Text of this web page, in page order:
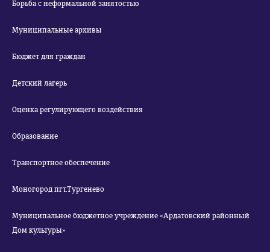
Борьба с неформальной занятостью
Муниципальные архивы
Бюджет для граждан
Детский лагерь
Оценка регулирующего воздействия
Образование
Транспортное обеспечение
Моногород пгт.Тургенево
Муниципальное бюджетное учреждение «Ардатовский районный
Дом культуры»